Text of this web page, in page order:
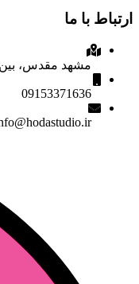
ارتباط با ما
مشهد مقدس، بین وکیل آباد 48 و
info@hodastudio.ir